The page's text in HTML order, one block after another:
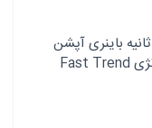
🟥آموزش استراتژی 30 ثانیه باینری آپشن
- نحوه استفاده از استراتژی Fast Trend